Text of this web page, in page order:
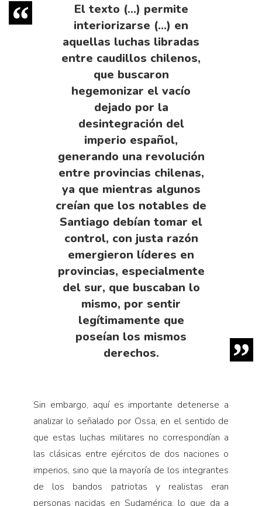
El texto (…) permite
interiorizarse (…) en
aquellas luchas libradas
entre caudillos chilenos,
que buscaron
hegemonizar el vacío
dejado por la
desintegración del
imperio español,
generando una revolución
entre provincias chilenas,
ya que mientras algunos
creían que los notables de
Santiago debían tomar el
control, con justa razón
emergieron líderes en
provincias, especialmente
del sur, que buscaban lo
mismo, por sentir
legítimamente que
poseían los mismos
derechos.
Sin embargo, aquí es importante detenerse a
analizar lo señalado por Ossa, en el sentido de
que estas luchas militares no correspondían a
las clásicas entre ejércitos de dos naciones o
imperios, sino que la mayoría de los integrantes
de los bandos patriotas y realistas eran
personas nacidas en Sudamérica, lo que da a